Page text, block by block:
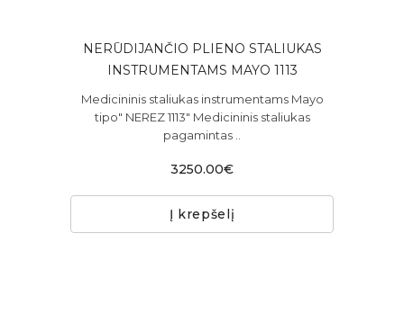
NERŪDIJANČIO PLIENO STALIUKAS
INSTRUMENTAMS MAYO 1113
Medicininis staliukas instrumentams Mayo
tipo" NEREZ 1113" Medicininis staliukas
pagamintas ..
3250.00€
Į krepšelį